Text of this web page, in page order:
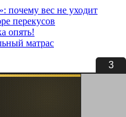
3
почему вес не уходит
перекусов
опять!
матрас